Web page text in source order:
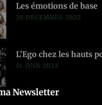
Les émotions de base
28 DÉCEMBRE 2022
L’Ego chez les hauts
14 JUIN 2023
Newsletter